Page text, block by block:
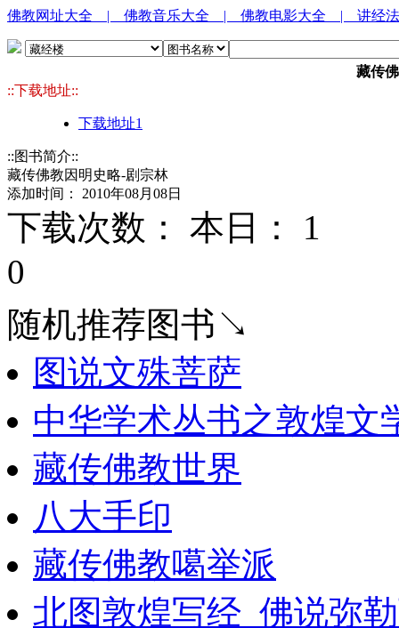
佛教网址大全 | 佛教音乐大全 | 佛教电影大全 | 讲经
藏传
::下载地址::
下载地址1
::图书简介::
藏传佛教因明史略-剧宗林
添加时间： 2010年08月08日
下载次数： 本日： 1
0
随机推荐图书↘
图说文殊菩萨
中华学术丛书之敦煌文
藏传佛教世界
八大手印
藏传佛教噶举派
北图敦煌写经_佛说弥